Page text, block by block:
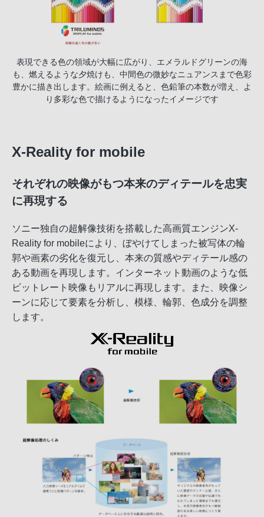
表現できる色の領域が大幅に広がり、エメラルドグリーンの海
も、燃えるような夕焼けも、中間色の微妙なニュアンスまで色彩
豊かに描き出します。絵画に例えると、色鉛筆の本数が増え、よ
り多彩な色で描けるようになったイメージです
X-Reality for mobile
それぞれの映像がもつ本来のディテールを忠実
に再現する
ソニー独自の超解像技術を搭載した高画質エンジンX-
Reality for mobileにより、ぼやけてしまった被写体の輪
郭や画素の劣化を復元し、本来の質感やディテール感の
ある動画を再現します。インターネット動画のような低
ビットレート映像もリアルに再現します。また、映像シ
ーンに応じて要素を分析し、模様、輪郭、色成分を調整
します。